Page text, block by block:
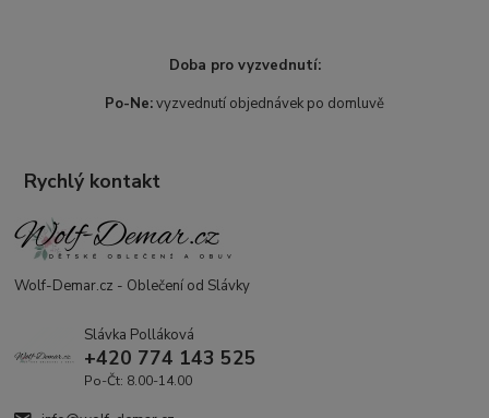
Doba pro vyzvednutí:
Po-Ne:vyzvednutí objednávek po domluvě
Rychlý kontakt
Wolf-Demar.cz - Oblečení od Slávky
Slávka Polláková
+420 774 143 525
Po-Čt: 8.00-14.00